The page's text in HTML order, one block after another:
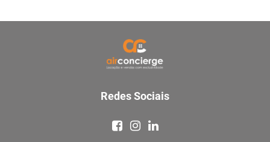
Redes Sociais